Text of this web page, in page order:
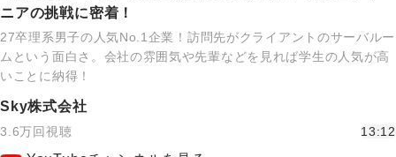
ニアの挑戦に密着！
27卒理系男子の人気No.1企業！訪問先がクライアントのサーバルー
ムという面白さ。会社の雰囲気や先輩などを見れば学生の人気が高
いことに納得！
Sky株式会社
3.6万回視聴 13:12